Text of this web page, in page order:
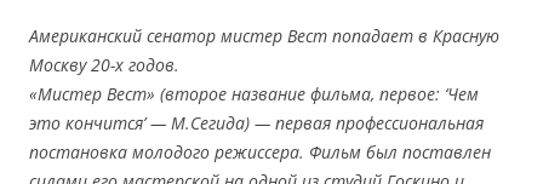
Американский сенатор мистер Вест попадает в Красную
Москву 20-х годов.
«Мистер Вест» (второе название фильма, первое: ‘Чем
это кончится’ — М.Сегида) — первая профессиональная
постановка молодого режиссера. Фильм был поставлен